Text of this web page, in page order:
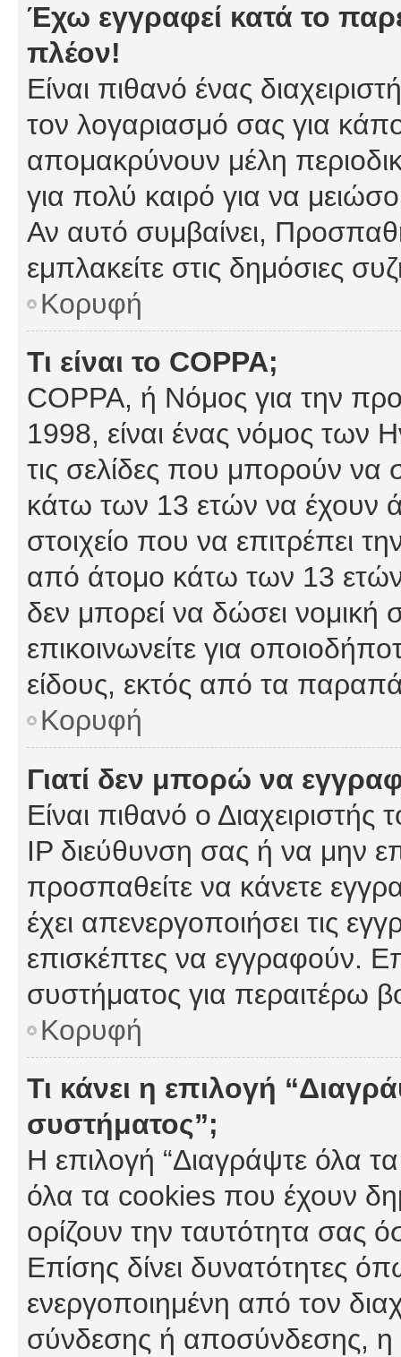
Έχω εγγραφεί κατά το
πλέον!
Είναι πιθανό ένας
τον λογαριασμό σας για
απομακρύνουν μέλη
για πολύ καιρό για να
Αν αυτό συμβαίνει,
εμπλακείτε στις δημόσιες
Κορυφή
Τι είναι το COPPA;
COPPA, ή Νόμος για την
1998, είναι ένας νόμος των
τις σελίδες που μπορούν να
κάτω των 13 ετών να έχουν
στοιχείο που να επιτρέπει
από άτομο κάτω των 13
δεν μπορεί να δώσει νομική
επικοινωνείτε για
είδους, εκτός από τα
Κορυφή
Γιατί δεν μπορώ να
Είναι πιθανό ο
IP διεύθυνση σας ή να μην
προσπαθείτε να κάνετε
έχει απενεργοποιήσει τις
επισκέπτες να εγγραφούν.
συστήματος για περαιτέρω
Κορυφή
Τι κάνει η επιλογή
συστήματος”;
Η επιλογή “Διαγράψτε όλα
όλα τα cookies που έχουν
ορίζουν την ταυτότητα σας
Επίσης δίνει δυνατότητες
ενεργοποιημένη από τον
σύνδεσης ή αποσύνδεσης, η